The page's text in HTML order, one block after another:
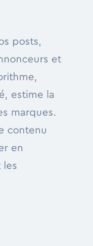
posts,
et
estime la
marques.
contenu
en
les